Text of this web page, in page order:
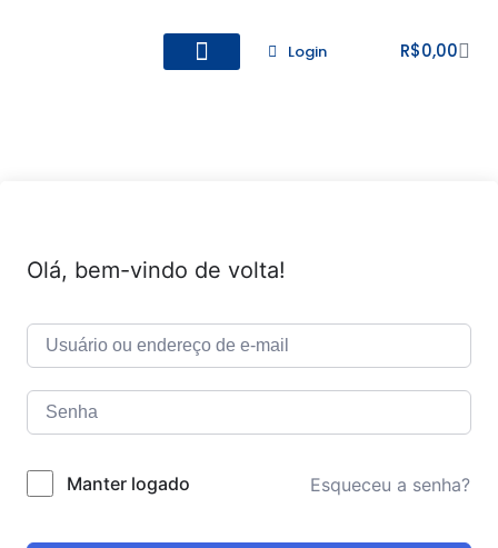
Login R$0,00
Olá, bem-vindo de volta!
Manter logado Esqueceu a senha?